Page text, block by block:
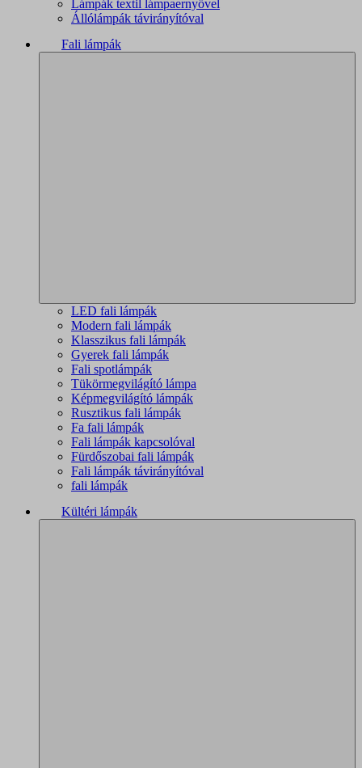
Lámpák textil lámpaernyővel
Állólámpák távirányítóval
Fali lámpák
LED fali lámpák
Modern fali lámpák
Klasszikus fali lámpák
Gyerek fali lámpák
Fali spotlámpák
Tükörmegvilágító lámpa
Képmegvilágító lámpák
Rusztikus fali lámpák
Fa fali lámpák
Fali lámpák kapcsolóval
Fürdőszobai fali lámpák
Fali lámpák távirányítóval
fali lámpák
Kültéri lámpák